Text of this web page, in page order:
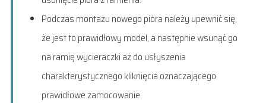
Podczas montażu nowego pióra należy upewnić się,
że jest to prawidłowy model, a następnie wsunąć go
na ramię wycieraczki aż do usłyszenia
charakterystycznego kliknięcia oznaczającego
prawidłowe zamocowanie.